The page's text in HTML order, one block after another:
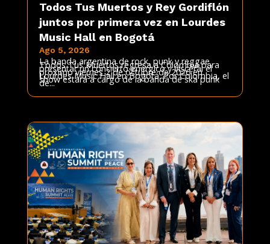
Todos Tus Muertos y Rey Gordiflón
juntos por primera vez en Lourdes
Music Hall en Bogotá
Ago 5, 2026
La banda argentina de rock, punk y reggae
Todos Tus Muertos regresa a Colombia para
presentar un concierto enérgico y visceral el
próximo viernes 2 de octubre de 2026 en
Lourdes Music Hall en Bogotá. Por Colombia, el
show estará a cargo de la banda de ska punk
de...